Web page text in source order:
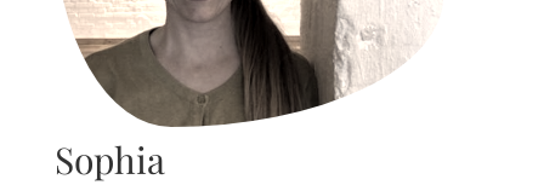
Sophia